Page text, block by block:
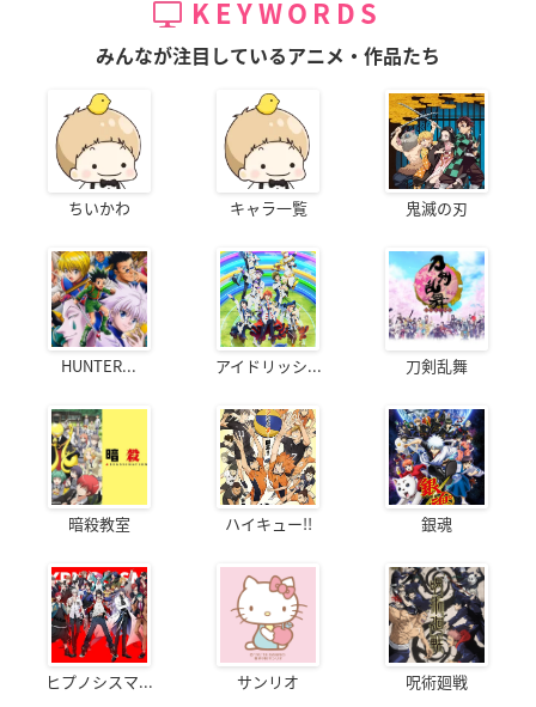
KEYWORDS
みんなが注目しているアニメ・作品たち
ちいかわ キャラ一覧 鬼滅の刃
HUNTER... アイドリッシ... 刀剣乱舞
暗殺教室 ハイキュー!! 銀魂
ヒプノシスマ... サンリオ 呪術廻戦